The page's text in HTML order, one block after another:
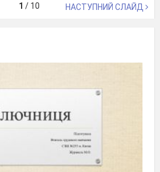
1 / 10 НАСТУПНИЙ СЛАЙД